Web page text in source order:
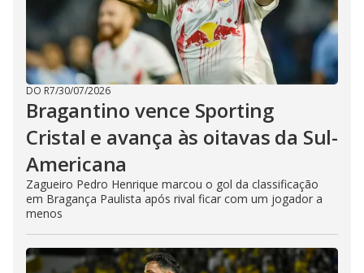
DO R7/30/07/2026
Bragantino vence Sporting
Cristal e avança às oitavas da Sul-
Americana
Zagueiro Pedro Henrique marcou o gol da classificação
em Bragança Paulista após rival ficar com um jogador a
menos